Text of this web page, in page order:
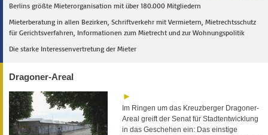
Berlins größte Mieterorganisation mit über 180.000 Mitgliedern
Mieterberatung in allen Bezirken, Schriftverkehr mit Vermietern, Mietrechtsschutz
für Gerichtsverfahren, Informationen zum Mietrecht und zur Wohnungspolitik
Die starke Interessenvertretung der Mieter
Dragoner-Areal
Im Ringen um das Kreuzberger Dragoner-
Areal greift der Senat für Stadtentwicklung
in das Geschehen ein: Das einstige